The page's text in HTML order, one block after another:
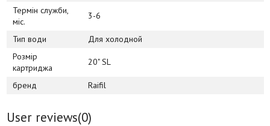
Термін служби,
міс.
3-6
Тип води
Для холодной
Розмір
картриджа
20" SL
бренд Raifil
User reviews(0)